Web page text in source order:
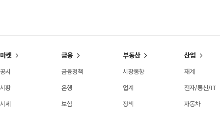
마켓
공시
시황
시세
금융
금융정책
은행
보험
부동산
시장동향
업계
정책
산업
재계
전자/통신/IT
자동차